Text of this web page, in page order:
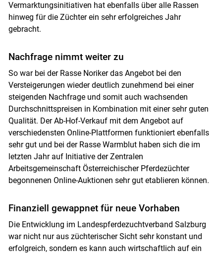
Skip to main content
Vermarktungsinitiativen hat ebenfalls über alle Rassen
hinweg für die Züchter ein sehr erfolgreiches Jahr
gebracht.
Nachfrage nimmt weiter zu
So war bei der Rasse Noriker das Angebot bei den
Versteigerungen wieder deutlich zunehmend bei einer
steigenden Nachfrage und somit auch wachsenden
Durchschnittspreisen in Kombination mit einer sehr guten
Qualität. Der Ab-Hof-Verkauf mit dem Angebot auf
verschiedensten Online-Plattformen funktioniert ebenfalls
sehr gut und bei der Rasse Warmblut haben sich die im
letzten Jahr auf Initiative der Zentralen
Arbeitsgemeinschaft Österreichischer Pferdezüchter
begonnenen Online-Auktionen sehr gut etablieren können.
Finanziell gewappnet für neue Vorhaben
Die Entwicklung im Landespferdezuchtverband Salzburg
war nicht nur aus züchterischer Sicht sehr konstant und
erfolgreich, sondern es kann auch wirtschaftlich auf ein